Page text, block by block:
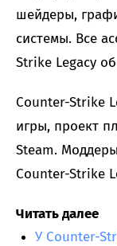
шейдеры,
системы. Все
Strike Legacy
Counter-Strike
игры, проект
Steam.
Counter-Strike
Читать далее
У Counter-